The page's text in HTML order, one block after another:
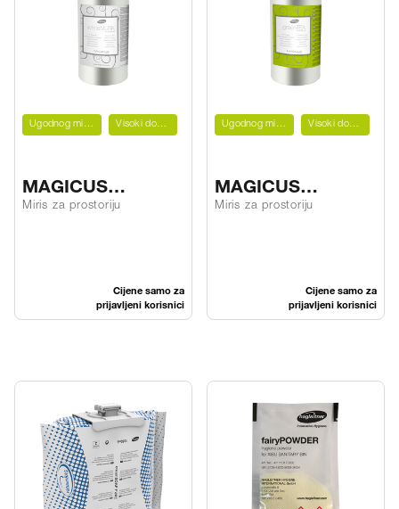
Ugodnog mirisa Visoki domet
MAGICUS
whiteMUSK
Miris za prostoriju
Cijene samo za
prijavljeni korisnici
Ugodnog mirisa Visoki domet
MAGICUS
greenTEA
Miris za prostoriju
Cijene samo za
prijavljeni korisnici